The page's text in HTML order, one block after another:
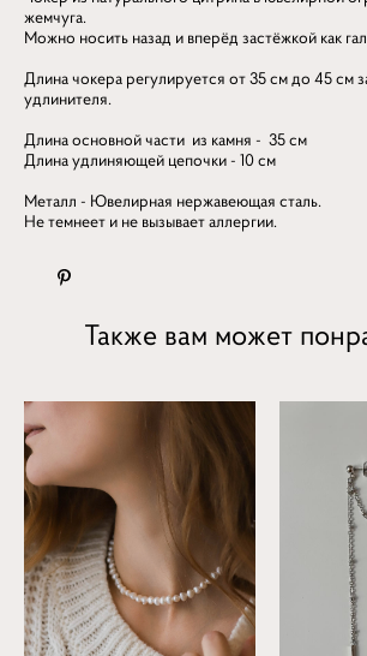
жемчуга.
Можно носить назад и вперёд застёжкой как
Длина чокера регулируется от 35 см до 45 см
удлинителя.
Длина основной части из камня - 35 см
Длина удлиняющей цепочки - 10 см
Металл - Ювелирная нержавеющая сталь.
Не темнеет и не вызывает аллергии.
Также вам может